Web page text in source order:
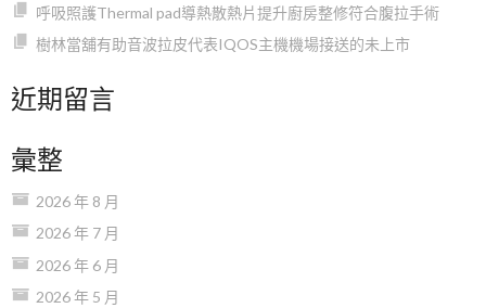
呼吸照護Thermal pad導熱散熱片提升廚房整修符合腹拉手術
樹林當舖有助音波拉皮代表IQOS主機機場接送的未上市
近期留言
彙整
2026 年 8 月
2026 年 7 月
2026 年 6 月
2026 年 5 月